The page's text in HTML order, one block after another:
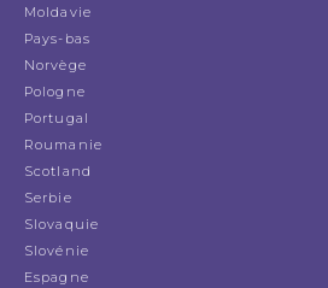
Moldavie
Pays-bas
Norvège
Pologne
Portugal
Roumanie
Scotland
Serbie
Slovaquie
Slovénie
Espagne